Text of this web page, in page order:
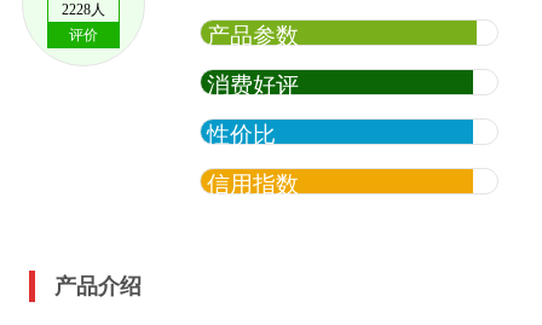
2228人
评价
产品参数
消费好评
性价比
信用指数
产品介绍